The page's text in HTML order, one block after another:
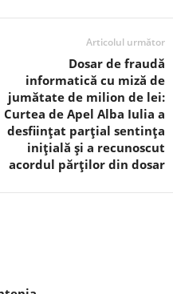
Articolul următor
Dosar de fraudă
informatică cu miză de
jumătate de milion de lei:
Curtea de Apel Alba Iulia a
desființat parțial sentința
inițială și a recunoscut
acordul părților din dosar